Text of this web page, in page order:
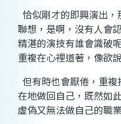
恰似剛才的即興演出
聯想，是啊，沒有人會
精湛的演技有誰會識破
重複在心裡道著，像欲
但有時也會厭倦，重
在地做回自己，既然如
虛偽又無法做自己的職